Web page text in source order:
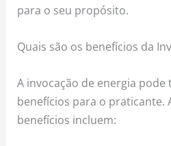
para o seu propósito.
Quais são os benefícios da
A invocação de energia
benefícios para o praticante.
benefícios incluem: